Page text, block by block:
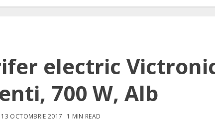
electric
700 W, Alb
13 OCTOMBRIE 2017 1 MIN READ